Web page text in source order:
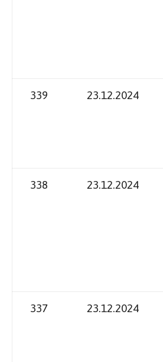
339 23.12.2024
338 23.12.2024
337 23.12.2024